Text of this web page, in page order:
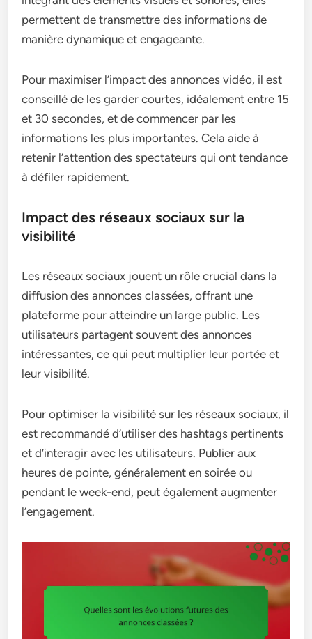
permettent de transmettre des informations de
manière dynamique et engageante.
Pour maximiser l’impact des annonces vidéo, il est
conseillé de les garder courtes, idéalement entre 15
et 30 secondes, et de commencer par les
informations les plus importantes. Cela aide à
retenir l’attention des spectateurs qui ont tendance
à défiler rapidement.
Impact des réseaux sociaux sur la
visibilité
Les réseaux sociaux jouent un rôle crucial dans la
diffusion des annonces classées, offrant une
plateforme pour atteindre un large public. Les
utilisateurs partagent souvent des annonces
intéressantes, ce qui peut multiplier leur portée et
leur visibilité.
Pour optimiser la visibilité sur les réseaux sociaux, il
est recommandé d’utiliser des hashtags pertinents
et d’interagir avec les utilisateurs. Publier aux
heures de pointe, généralement en soirée ou
pendant le week-end, peut également augmenter
l’engagement.